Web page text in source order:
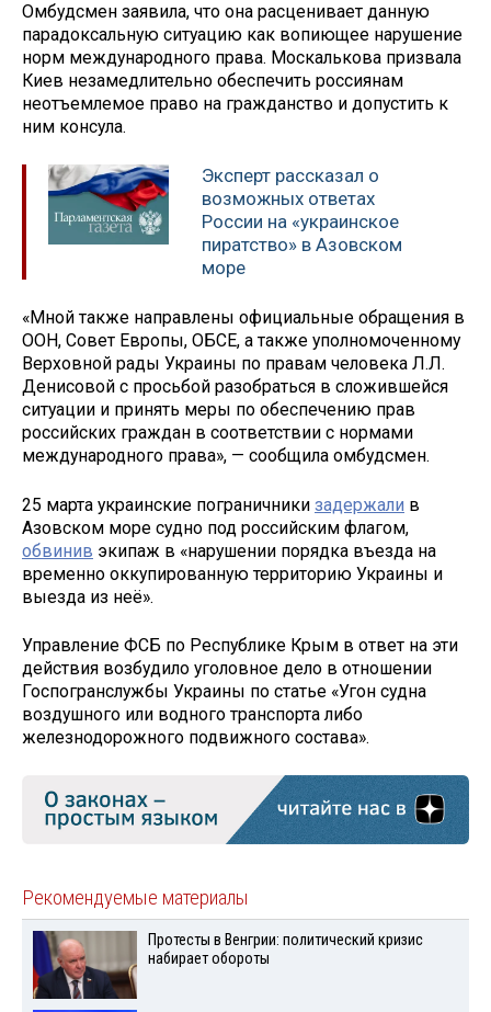
Омбудсмен заявила, что она расценивает данную
парадоксальную ситуацию как вопиющее нарушение
норм международного права. Москалькова призвала
Киев незамедлительно обеспечить россиянам
неотъемлемое право на гражданство и допустить к
ним консула.
Эксперт рассказал о
возможных ответах
России на «украинское
пиратство» в Азовском
море
«Мной также направлены официальные обращения в
ООН, Совет Европы, ОБСЕ, а также уполномоченному
Верховной рады Украины по правам человека Л.Л.
Денисовой с просьбой разобраться в сложившейся
ситуации и принять меры по обеспечению прав
российских граждан в соответствии с нормами
международного права», — сообщила омбудсмен.
25 марта украинские пограничники задержали в
Азовском море судно под российским флагом,
обвинив экипаж в «нарушении порядка въезда на
временно оккупированную территорию Украины и
выезда из неё».
Управление ФСБ по Республике Крым в ответ на эти
действия возбудило уголовное дело в отношении
Госпогранслужбы Украины по статье «Угон судна
воздушного или водного транспорта либо
железнодорожного подвижного состава».
Рекомендуемые материалы
Протесты в Венгрии: политический кризис
набирает обороты